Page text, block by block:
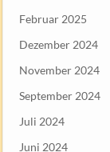
Februar 2025
Dezember 2024
November 2024
September 2024
Juli 2024
Juni 2024